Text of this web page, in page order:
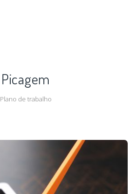
Picagem
Plano de trabalho